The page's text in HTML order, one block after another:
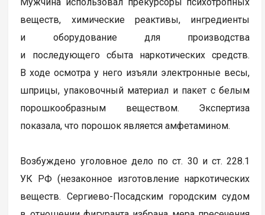
веществ, химические реактивы, ингредиенты
и оборудование для производства
и последующего сбыта наркотических средств.
В ходе осмотра у него изъяли электронные весы,
шприцы, упаковочный материал и пакет с белым
порошкообразным веществом. Экспертиза
показала, что порошок является амфетамином.
Возбуждено уголовное дело по ст. 30 и ст. 228.1
УК РФ (незаконное изготовление наркотических
веществ. Сергиево-Посадским городским судом